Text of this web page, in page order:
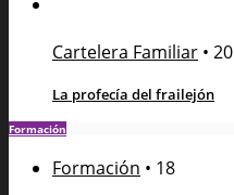
Cartelera Familiar • 20
La profecía del frailejón
Formación
Formación • 18